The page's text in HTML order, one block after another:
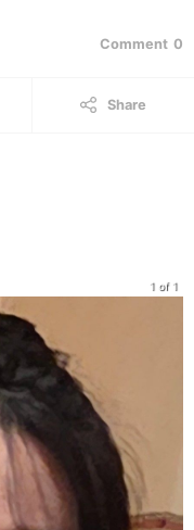
Comment 0
Share
1 of 1